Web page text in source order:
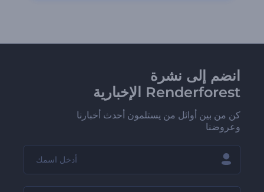
انضم إلى نشرة
Renderforest الإخبارية
كن من بين أوائل من يستلمون أحدث أخبارنا
وعروضنا